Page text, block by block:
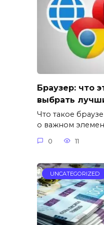
Браузер: что
выбрать
Что такое
о важном
0 11
UNCATEGORIZED